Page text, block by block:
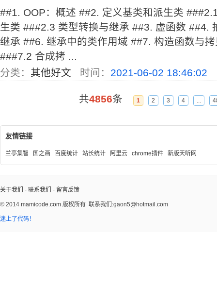
##1. OOP：概述 ##2. 定义基类和派生类
生类 ###2.3 类型转换与继承 ##3. 虚函数 ##4.
继承 ##6. 继承中的类作用域 ##7. 构造函数与
###7.2 合成拷 ...
分类： 其他好文 时间： 2021-06-02 18:46:02
共4856条 1 2 3 4 ...
友情链接
兰亭集智 国之画 百度统计 站长统计 阿里云 chrome插件 新版天听网
关于我们 - 联系我们 - 留言反馈
© 2014 mamicode.com 版权所有 联系我们:gaon5@hotmail.com
迷上了代码！